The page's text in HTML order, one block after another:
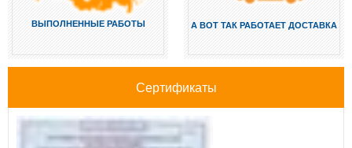
ВЫПОЛНЕННЫЕ РАБОТЫ А ВОТ ТАК РАБОТАЕТ ДОСТАВКА
Сертификаты